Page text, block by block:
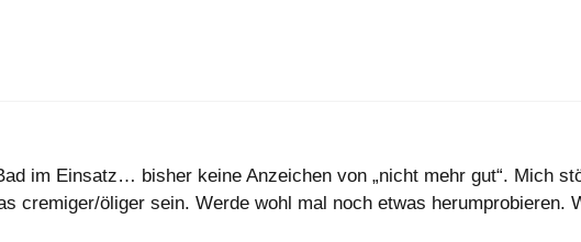
im Einsatz… bisher keine Anzeichen von „nicht mehr gut“. Mich
cremiger/öliger sein. Werde wohl mal noch etwas herumprobieren.